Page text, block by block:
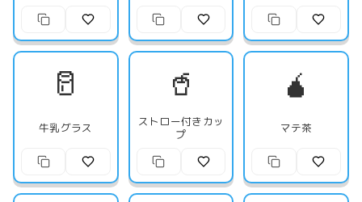
🥛
牛乳グラス
🥤
ストロー付きカッ
プ
🧉
マテ茶